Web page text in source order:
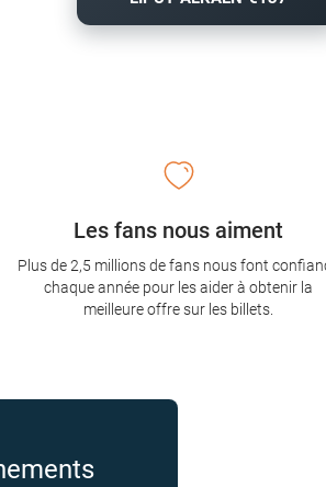
Les fans nous aiment
Plus de 2,5 millions de fans nous font
chaque année pour les aider à obtenir la
meilleure offre sur les billets.